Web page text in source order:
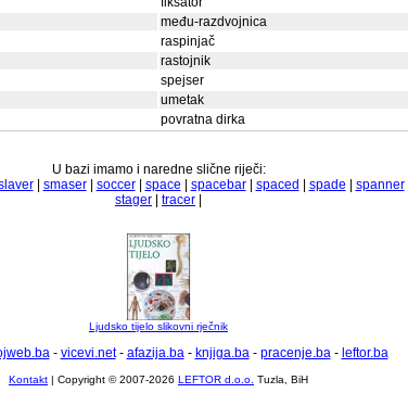
među-razdvojnica
raspinjač
rastojnik
spejser
umetak
povratna dirka
U bazi imamo i naredne slične riječi:
| smaser| soccer| space spacebar| spaced spade spanner|
stager
tracer
Ljudsko tijelo slikovni rječnik
- vicevi.net- afazija.ba- knjiga.ba- pracenje.ba- leftor.ba
Kontakt | Copyright © 2007-2026 LEFTOR d.o.o. Tuzla, BiH